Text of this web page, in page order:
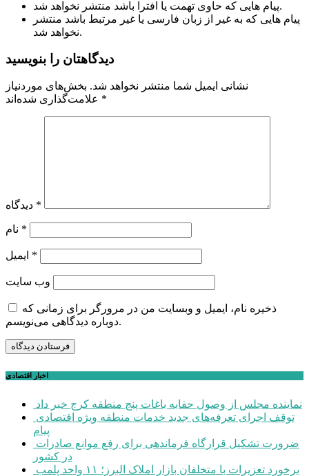
پیام هایی که حاوی تهمت یا افترا باشد منتشر نخواهد شد.
پیام هایی که به غیر از زبان فارسی یا غیر مرتبط باشد منتشر
نخواهد شد.
دیدگاهتان را بنویسید
نشانی ایمیل شما منتشر نخواهد شد. بخش‌های موردنیاز
*
*
*
*
وب‌ سایت
ذخیره نام، ایمیل و وبسایت من در مرورگر برای زمانی که
دوباره دیدگاهی می‌نویسم.
اخبار اقتصادی
نماینده مجلس از وصول حقابه باغات پنج منطقه کرج خبر داد
پیام
در کشور